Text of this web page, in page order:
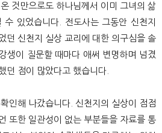
것만으로도 하나님께서 이미 그녀의 삶
있었습니다. 전도사는 그동안 신천지
던 신천지 실상 교리에 대한 의구심을 솔
생이 질문할 때마다 애써 변명하며 넘겼
던 점이 많았다고 했습니다.
인해 나갔습니다. 신천지의 실상이 점점
또한 일관성이 없는 부분들을 자료를 통